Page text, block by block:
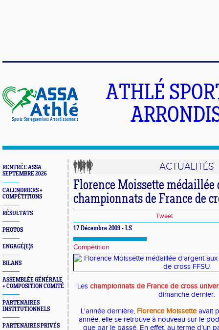
ATHLÉ
RENTRÉE ASSA
SEPTEMBRE 2026
CALENDRIERS +
COMPÉTITIONS
RÉSULTATS
PHOTOS
ENGAGÉ(E)S
BILANS
ASSEMBLÉE GÉNÉRALE
+ COMPOSITION COMITÉ
PARTENAIRES
INSTITUTIONNELS
PARTENAIRES PRIVÉS
ACTUALITÉS
Florence Moissette médaillée
championnats de France de
Tweet
17 Décembre 2009 - LS
Compétition
Leschampionnats de France de cross
dimanche dernier.
L'année dernière, Florence Moissetteavait
année, elle se retrouve à nouveau sur le
que par le passé. En effet, au terme d'un